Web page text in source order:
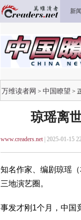
新闻
万维读者网 > 中国瞭望 >
琼瑶离
www.creaders.net| 2025-01-15
知名作家、编剧琼瑶
三地演艺圈。
事发才刚1个月，中国